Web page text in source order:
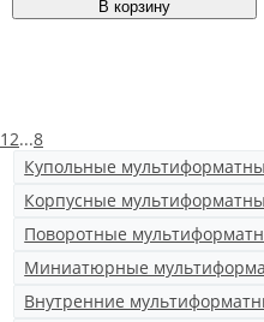
12...8
Купольные
Корпусные
Поворотные
Миниатюрные
Внутренние